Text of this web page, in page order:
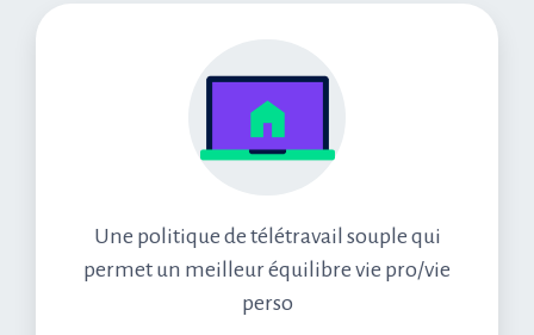
Une politique de télétravail souple qui
permet un meilleur équilibre vie pro/vie
perso